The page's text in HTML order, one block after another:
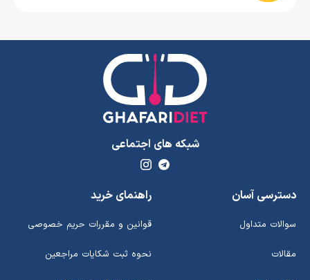
شبکه های اجتماعی
دسترسی آسان
سوالات متداول
مقالات
راهنمای خرید
قوانین و مقررات حریم خصوصی
نحوه ثبت شکایات مراجعین